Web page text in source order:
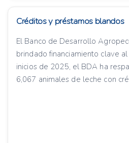
Créditos y préstamos blandos
El Banco de Desarrollo
brindado financiamiento clave
inicios de 2025, el BDA ha
6,067 animales de leche con